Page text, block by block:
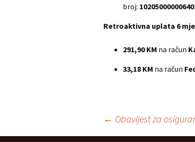
broj:
Retroaktivna uplata 6
291,90 KM na račun
33,18 KM na račun
← Obavijest za